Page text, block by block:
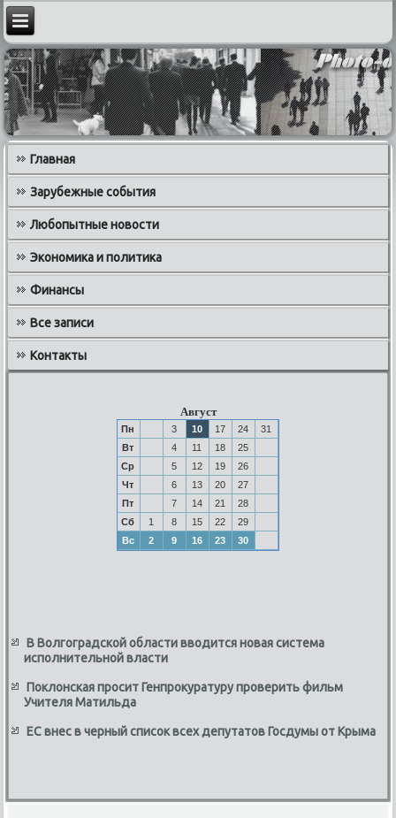
Главная
Зарубежные события
Любопытные новости
Экономика и политика
Финансы
Все записи
Контакты
Август
Пн 3 10 17 24
31
Вт
4 11 18
25
Ср
5 12 19
26
Чт
6 13 20
27
Пт
7 14 21
28
Сб
1 8 15 22
29
Вс
2 9 16 23 30
В Волгоградской области вводится новая система
исполнительной власти
Поклонская просит Генпрокуратуру проверить фильм
Учителя Матильда
ЕС внес в черный список всех депутатов Госдумы от Крыма